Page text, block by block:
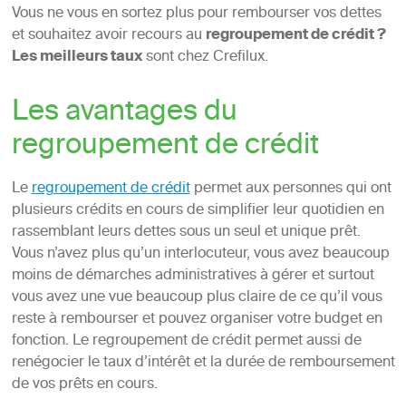
Vous ne vous en sortez plus pour rembourser vos dettes
et souhaitez avoir recours au regroupement de crédit ?
Les meilleurs tauxsont chez Crefilux.
Les avantages du
regroupement de crédit
Leregroupement de créditpermet aux personnes qui ont
plusieurs crédits en cours de simplifier leur quotidien en
rassemblant leurs dettes sous un seul et unique prêt.
Vous n’avez plus qu’un interlocuteur, vous avez beaucoup
moins de démarches administratives à gérer et surtout
vous avez une vue beaucoup plus claire de ce qu’il vous
reste à rembourser et pouvez organiser votre budget en
fonction. Le regroupement de crédit permet aussi de
renégocier le taux d’intérêt et la durée de remboursement
de vos prêts en cours.